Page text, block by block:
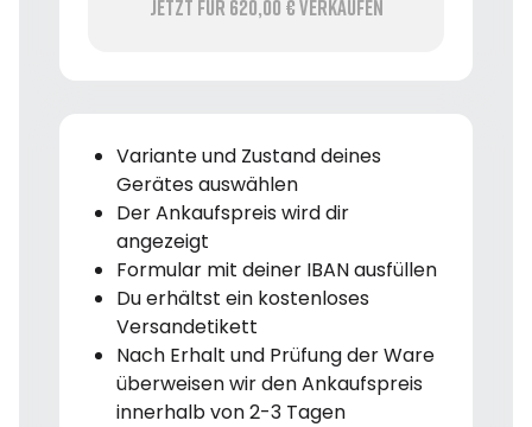
Jetzt für 620,00 € verkaufen
Variante und Zustand deines
Gerätes auswählen
Der Ankaufspreis wird dir
angezeigt
Formular mit deiner IBAN ausfüllen
Du erhältst ein kostenloses
Versandetikett
Nach Erhalt und Prüfung der Ware
überweisen wir den Ankaufspreis
innerhalb von 2-3 Tagen